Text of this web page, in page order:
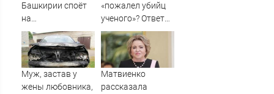
Башкирии споёт
на
географическом
Северном полюсе
«пожалел убийц
ученого»? Ответ
Владимира
Ворсобина на
отклики
читателей
Муж, застав у
жены любовника,
Матвиенко
рассказала